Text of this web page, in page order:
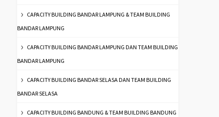
CAPACITY BUILDING BANDAR LAMPUNG & TEAM BUILDING
BANDAR LAMPUNG
CAPACITY BUILDING BANDAR LAMPUNG DAN TEAM BUILDING
BANDAR LAMPUNG
CAPACITY BUILDING BANDAR SELASA DAN TEAM BUILDING
BANDAR SELASA
CAPACITY BUILDING BANDUNG & TEAM BUILDING BANDUNG